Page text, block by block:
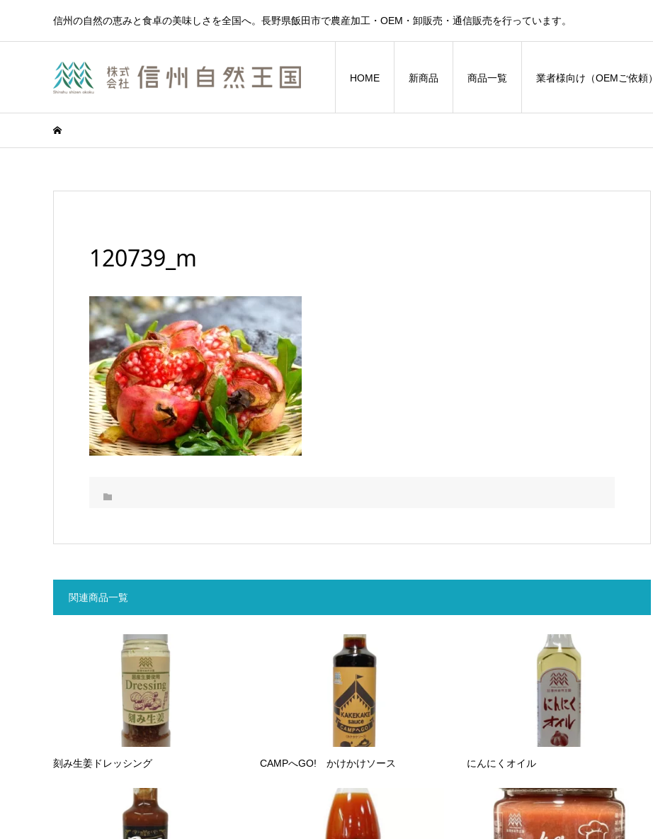
信州の自然の恵みと食卓の美味しさを全国へ。長野県飯田市で農産加工・OEM・卸販売・通信販売を行っています。
HOME 新商品 商品一覧 業者様向け（OEMご依頼）
120739_m
関連商品一覧
刻み生姜ドレッシング CAMPへGO! かけかけソース にんにくオイル